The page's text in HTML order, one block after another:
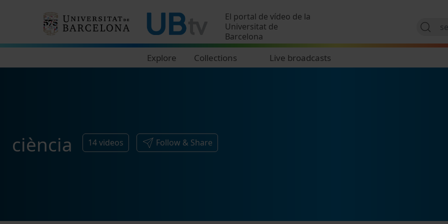
El portal de vídeo de la
Universitat de
Barcelona
Explore Collections Live broadcasts
ciència 14videos Follow & Share